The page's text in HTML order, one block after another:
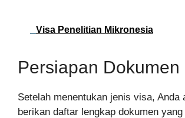
Visa Penelitian Mikronesia
Persiapan Dokumen
Setelah menentukan jenis visa, Anda
berikan daftar lengkap dokumen